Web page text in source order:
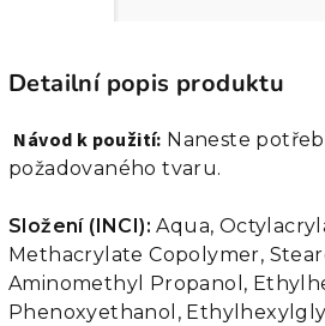
Detailní popis produktu
Návod k použití: Naneste
požadovaného tvaru.
Složení (INCI): Aqua,
Methacrylate Copolymer,
Aminomethyl Propanol,
Phenoxyethanol,